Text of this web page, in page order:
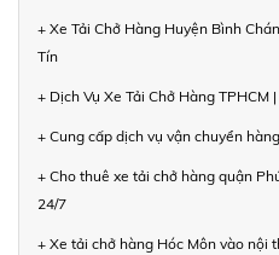
+ Xe Tải Chở Hàng Huyện Bình
Tín
+ Dịch Vụ Xe Tải Chở Hàng TPHCM
+ Cung cấp dịch vụ vận chuyển
+ Cho thuê xe tải chở hàng quận
24/7
+ Xe tải chở hàng Hóc Môn vào nội